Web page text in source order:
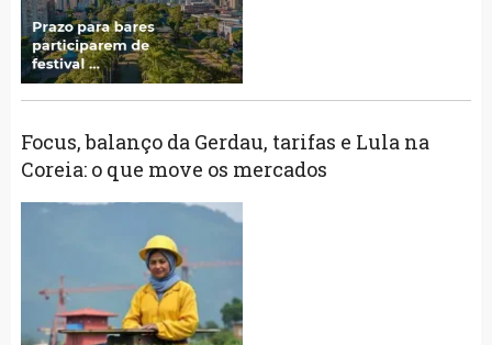
Focus, balanço da Gerdau, tarifas e Lula na
Coreia: o que move os mercados